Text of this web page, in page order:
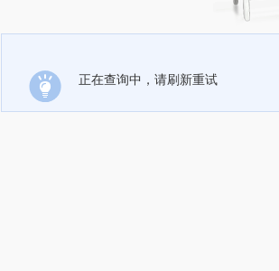
正在查询中，请刷新重试